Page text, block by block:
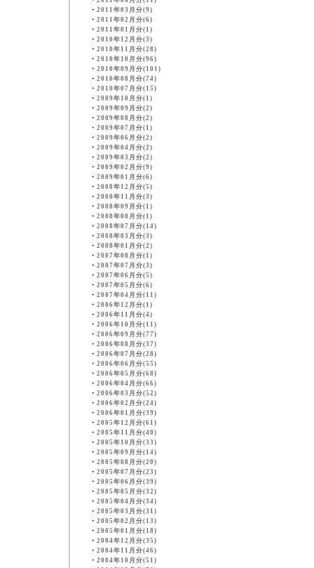
・ 2011年03月分(9)
・ 2011年02月分(6)
・ 2011年01月分(1)
・ 2010年12月分(3)
・ 2010年11月分(28)
・ 2010年10月分(96)
・ 2010年09月分(101)
・ 2010年08月分(74)
・ 2010年07月分(15)
・ 2009年10月分(1)
・ 2009年09月分(2)
・ 2009年08月分(2)
・ 2009年07月分(1)
・ 2009年06月分(2)
・ 2009年04月分(2)
・ 2009年03月分(2)
・ 2009年02月分(9)
・ 2009年01月分(6)
・ 2008年12月分(5)
・ 2008年11月分(3)
・ 2008年09月分(1)
・ 2008年08月分(1)
・ 2008年07月分(14)
・ 2008年03月分(3)
・ 2008年01月分(2)
・ 2007年08月分(1)
・ 2007年07月分(3)
・ 2007年06月分(5)
・ 2007年05月分(6)
・ 2007年04月分(11)
・ 2006年12月分(1)
・ 2006年11月分(4)
・ 2006年10月分(11)
・ 2006年09月分(77)
・ 2006年08月分(37)
・ 2006年07月分(28)
・ 2006年06月分(55)
・ 2006年05月分(68)
・ 2006年04月分(66)
・ 2006年03月分(52)
・ 2006年02月分(24)
・ 2006年01月分(39)
・ 2005年12月分(61)
・ 2005年11月分(40)
・ 2005年10月分(33)
・ 2005年09月分(14)
・ 2005年08月分(20)
・ 2005年07月分(23)
・ 2005年06月分(39)
・ 2005年05月分(32)
・ 2005年04月分(34)
・ 2005年03月分(31)
・ 2005年02月分(13)
・ 2005年01月分(18)
・ 2004年12月分(35)
・ 2004年11月分(46)
・ 2004年10月分(51)